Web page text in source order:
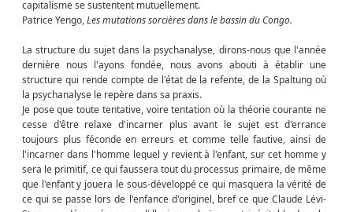
capitalisme se sustentent mutuellement.
Patrice Yengo,Les mutations sorcières dans le bassin du Congo.
La structure du sujet dans la psychanalyse, dirons-nous que l'année
dernière nous l'ayons fondée, nous avons abouti à établir une
structure qui rende compte de l'état de la refente, de la Spaltung où
la psychanalyse le repère dans sa praxis.
Je pose que toute tentative, voire tentation où la théorie courante ne
cesse d'être relaxe d'incarner plus avant le sujet est d'errance
toujours plus féconde en erreurs et comme telle fautive, ainsi de
l'incarner dans l'homme lequel y revient à l'enfant, sur cet homme y
sera le primitif, ce qui faussera tout du processus primaire, de même
que l'enfant y jouera le sous-développé ce qui masquera la vérité de
ce qui se passe lors de l'enfance d'originel, bref ce que Claude Lévi-